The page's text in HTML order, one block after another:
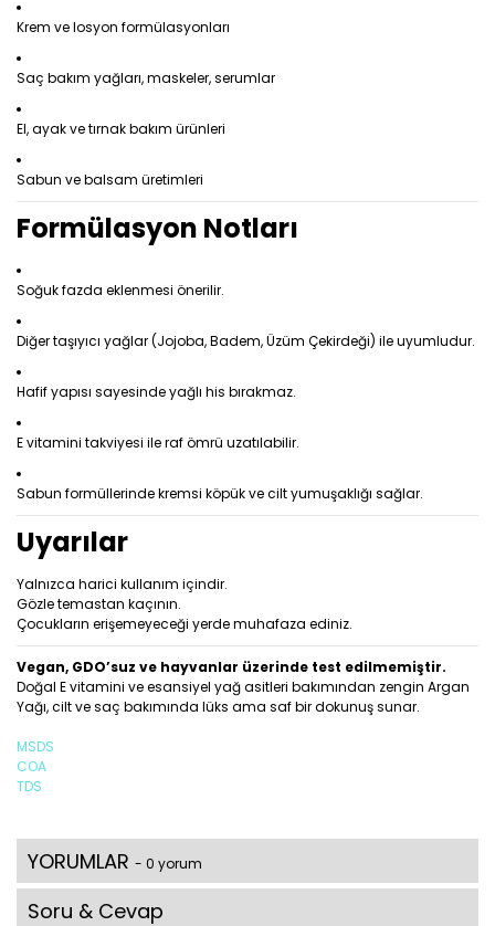
Krem ve losyon formülasyonları
Saç bakım yağları, maskeler, serumlar
El, ayak ve tırnak bakım ürünleri
Sabun ve balsam üretimleri
Formülasyon Notları
Soğuk fazda eklenmesi önerilir.
Diğer taşıyıcı yağlar (Jojoba, Badem, Üzüm Çekirdeği) ile uyumludur.
Hafif yapısı sayesinde yağlı his bırakmaz.
E vitamini takviyesi ile raf ömrü uzatılabilir.
Sabun formüllerinde kremsi köpük ve cilt yumuşaklığı sağlar.
Uyarılar
Yalnızca harici kullanım içindir.
Gözle temastan kaçının.
Çocukların erişemeyeceği yerde muhafaza ediniz.
Vegan, GDO’suz ve hayvanlar üzerinde test edilmemiştir.
Doğal E vitamini ve esansiyel yağ asitleri bakımından zengin Argan
Yağı, cilt ve saç bakımında lüks ama saf bir dokunuş sunar.
MSDS
COA
TDS
YORUMLAR - 0 yorum
Soru & Cevap